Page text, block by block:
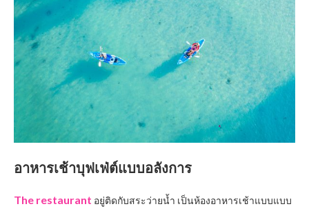
อาหารเช้าบุฟเฟ่ต์แบบอลังการ
The restaurant อยู่ติดกับสระว่ายน้ำ เป็นห้องอาหารเช้าแบบแบบ